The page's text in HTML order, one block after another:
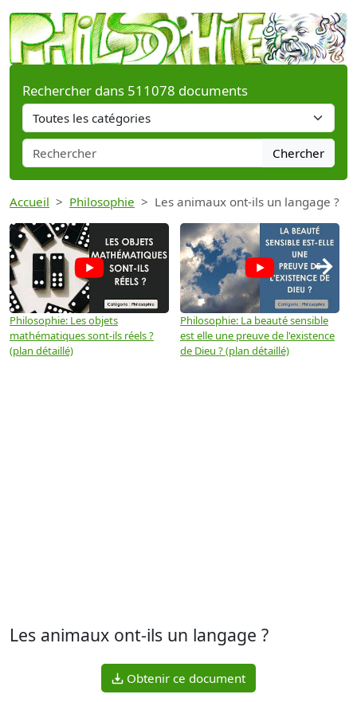
Rechercher dans 511078 documents
Chercher
Accueil Philosophie Les animaux ont-ils un langage ?
Philosophie: Les objets
mathématiques sont-ils réels ?
(plan détaillé)
Philosophie: La beauté sensible
est elle une preuve de l'existence
de Dieu ? (plan détaillé)
→
Les animaux ont-ils un langage ?
Obtenir ce document